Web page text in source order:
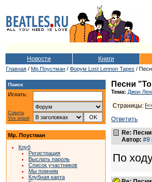
Новости Книги
Главная / Мр.Поустман / Форум Lost Lennon Tapes /
Поиск
Искать:
Советы
Vox populi
Мр. Поустман
Клуб
Регистрация
Выслать пароль
Список участников
Мы помним
Клубная карта
Песни
Тема: Джон
Страницы: [
Ответить
Re:
Автор: #9
По